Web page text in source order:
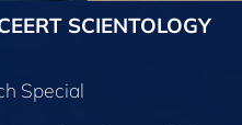
SCIENTOLOGY
Special